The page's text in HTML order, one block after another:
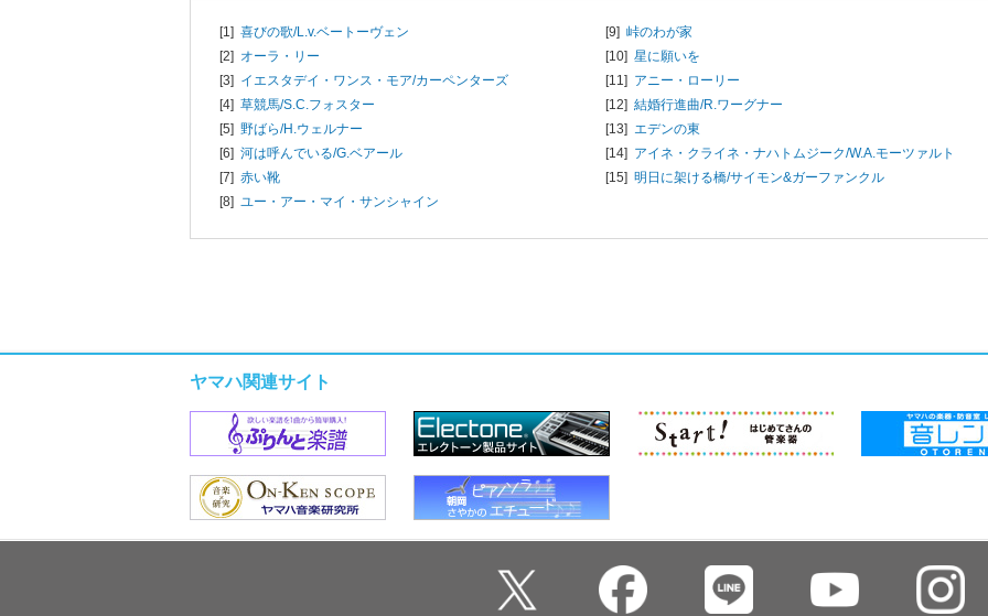
[1] 喜びの歌/L.v.ベートーヴェン
[2] オーラ・リー
[3] イエスタデイ・ワンス・モア/カーペンターズ
[4] 草競馬/S.C.フォスター
[5] 野ばら/H.ウェルナー
[6] 河は呼んでいる/G.ベアール
[7] 赤い靴
[8] ユー・アー・マイ・サンシャイン
[9] 峠のわが家
[10] 星に願いを
[11] アニー・ローリー
[12] 結婚行進曲/R.ワーグナー
[13] エデンの東
[14] アイネ・クライネ・ナハトムジーク/W.A.モーツァルト
[15] 明日に架ける橋/サイモン&ガーファンクル
ヤマハ関連サイト